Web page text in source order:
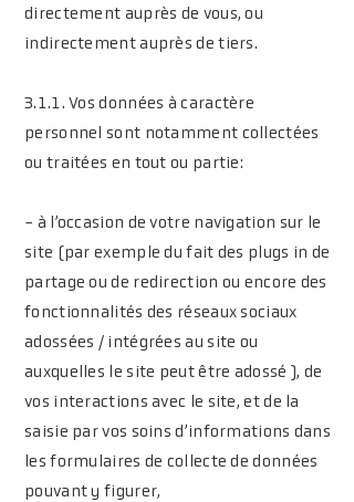
directement auprès de vous, ou
indirectement auprès de tiers.
3.1.1. Vos données à caractère
personnel sont notamment collectées
ou traitées en tout ou partie:
- à l’occasion de votre navigation sur le
site (par exemple du fait des plugs in de
partage ou de redirection ou encore des
fonctionnalités des réseaux sociaux
adossées / intégrées au site ou
auxquelles le site peut être adossé ), de
vos interactions avec le site, et de la
saisie par vos soins d’informations dans
les formulaires de collecte de données
pouvant y figurer,